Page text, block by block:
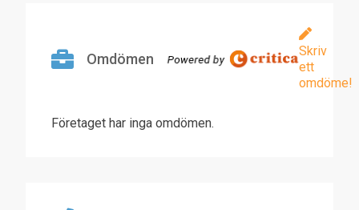
Omdömen
Skriv
ett
omdöme!
Företaget har inga omdömen.